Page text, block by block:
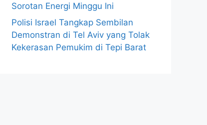
Sorotan Energi Minggu Ini
Polisi Israel Tangkap Sembilan
Demonstran di Tel Aviv yang Tolak
Kekerasan Pemukim di Tepi Barat